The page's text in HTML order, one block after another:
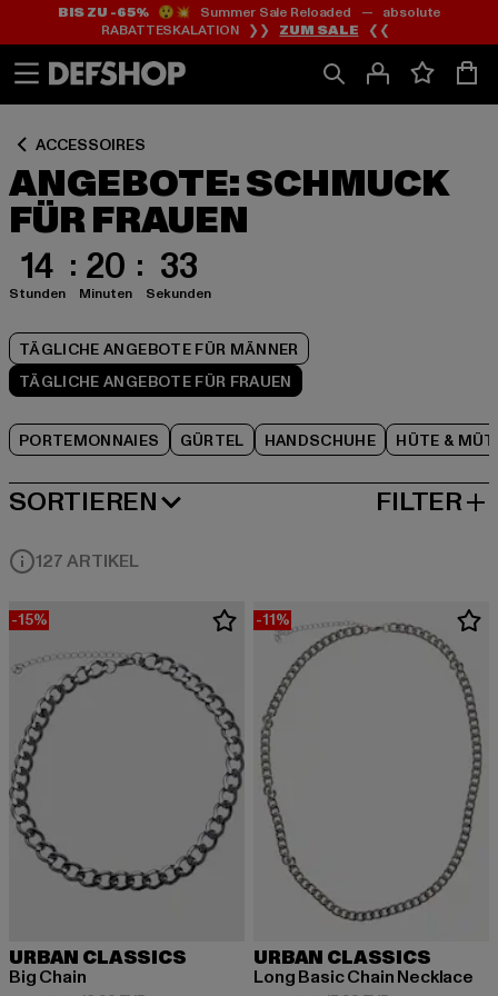
Zum
Inhalt
springen
Zum
Fußzeile
springen
BIS ZU -65%😲💥 Summer Sale Reloaded — absolute
RABATTESKALATION ❯❯ ZUM SALE ❮❮
ACCESSOIRES
ANGEBOTE: SCHMUCK
FÜR FRAUEN
14
Stunden
20
Minuten
32
Sekunden
TÄGLICHE ANGEBOTE FÜR MÄNNER
TÄGLICHE ANGEBOTE FÜR FRAUEN
PORTEMONNAIES GÜRTEL HANDSCHUHE HÜTE &
Zum
Produktraster
springen
SORTIEREN
BELIEBTESTE FILTER
127 ARTIKEL
-15%
URBAN CLASSICS
Big Chain
-11%
URBAN CLASSICS
Long Basic Chain Necklace